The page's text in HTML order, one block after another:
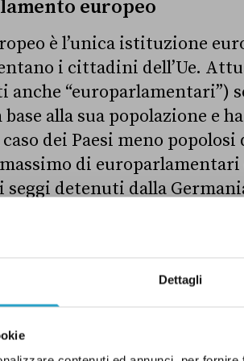
Dettagli
europeo
è l’unica istituzione
i cittadini dell’Ue.
anche “europarlamentari”)
alla sua popolazione e
dei Paesi meno popolosi
di europarlamentari
detenuti dalla
Parlamento europeo, con
alla Spagna (59).
Di questo aumentonon
(Francia, Spagna
più a testa).